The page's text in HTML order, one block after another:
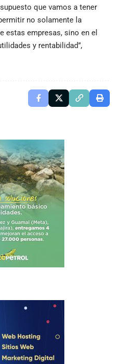
que vamos a tener
no solamente la
estas empresas, sino en el
y rentabilidad”,